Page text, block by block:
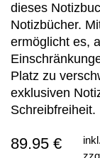
dieses
Notizbücher.
ermöglicht es,
Platz zu
exklusiven
Schreibfreiheit.
89.95 €